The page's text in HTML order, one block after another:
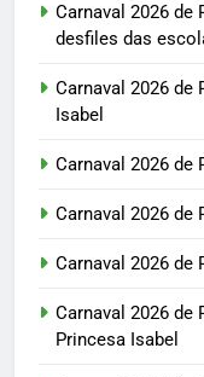
Carnaval 2026 de
desfiles das
Carnaval 2026 de
Isabel
Carnaval 2026 de
Carnaval 2026 de
Carnaval 2026 de
Carnaval 2026 de
Princesa Isabel